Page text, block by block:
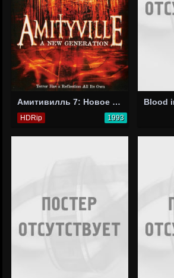
Амитивилль 7: Новое поколение
HDRip 1993
Blood